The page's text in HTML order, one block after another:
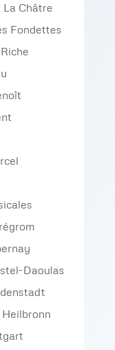
Châtre
Fondettes
Daoulas